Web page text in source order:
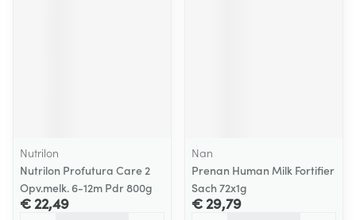
Nutrilon
Nutrilon Profutura Care 2
Opv.melk. 6-12m Pdr 800g
€ 22,49
Nan
Prenan Human Milk Fortifier
Sach 72x1g
€ 29,79